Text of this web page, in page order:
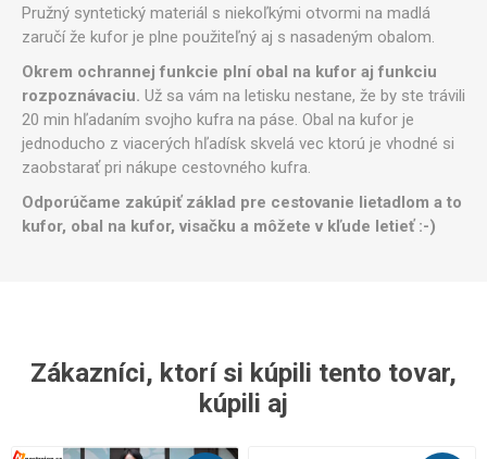
Pružný syntetický materiál s niekoľkými otvormi na madlá
zaručí že kufor je plne použiteľný aj s nasadeným obalom.
Okrem ochrannej funkcie plní obal na kufor aj funkciu
rozpoznávaciu. Už sa vám na letisku nestane, že by ste trávili
20 min hľadaním svojho kufra na páse. Obal na kufor je
jednoducho z viacerých hľadísk skvelá vec ktorú je vhodné si
zaobstarať pri nákupe cestovného kufra.
Odporúčame zakúpiť základ pre cestovanie lietadlom a to
kufor, obal na kufor, visačku a môžete v kľude letieť :-)
Zákazníci, ktorí si kúpili tento tovar,
kúpili aj